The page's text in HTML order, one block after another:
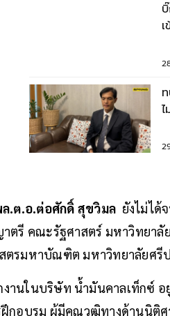
.ต.อ.ต่อศักดิ์ สุขวิมล ยังไม่ได้
ตรี คณะรัฐศาสตร์ มหาวิทยาลั
ตรมหาบัณฑิต มหาวิทยาลัยศรี
านในบริษัท น้ำมันคาลเท็กซ์ อ
กอบรม ผู้มีคุณวุฒิทางด้านนิติศ